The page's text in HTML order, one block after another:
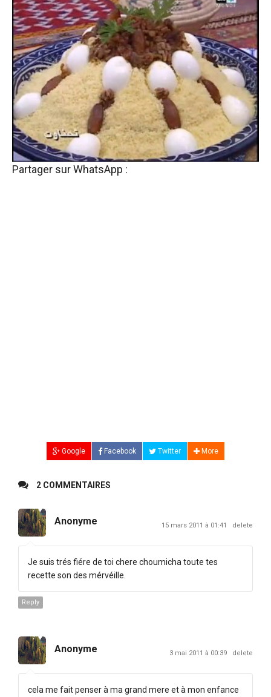
Partager sur WhatsApp :
Google Facebook Twitter More
2 COMMENTAIRES
Anonyme 15 mars 2011 à 01:41 delete
Je suis trés fiére de toi chere choumicha toute tes
recette son des mérvéille.
Reply
Anonyme 3 mai 2011 à 00:39 delete
cela me fait penser à ma grand mere et à mon enfance